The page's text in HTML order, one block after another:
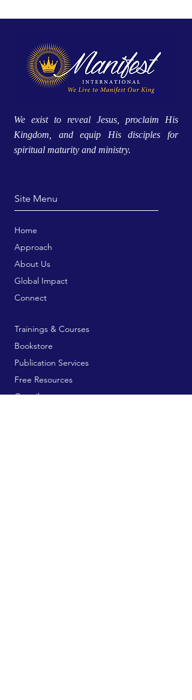
We exist to reveal Jesus, proclaim His
Kingdom, and equip His disciples for
spiritual maturity and ministry.
Site Menu
Home
Approach
About Us
Global Impact
Connect
Trainings & Courses
Bookstore
Publication Services
Free Resources
Contribute